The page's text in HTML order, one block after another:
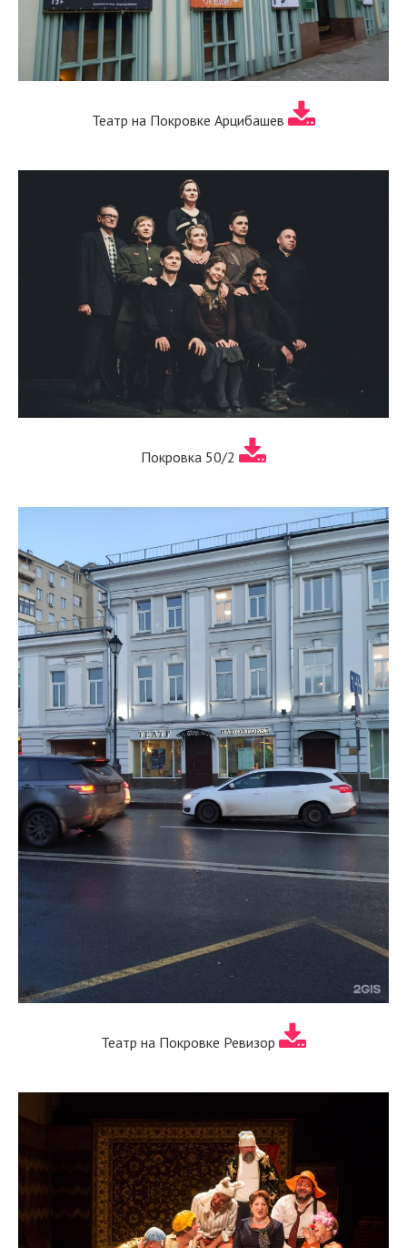
Театр на Покровке Арцибашев
Покровка 50/2
Театр на Покровке Ревизор